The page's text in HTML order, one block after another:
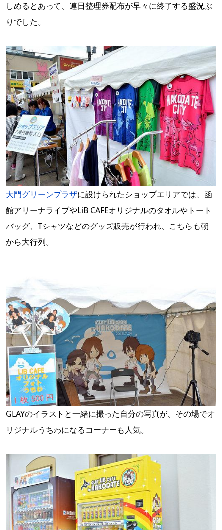
しめるとあって、連日整理券配布が早々に終了する盛況ぶ
りでした。
大門グリーンプラザに設けられたショップエリアでは、函
館アリーナライブやLiB CAFEオリジナルのタオルやトート
バッグ、Tシャツなどのグッズ販売が行われ、こちらも朝
から大行列。
GLAYのイラストと一緒に撮った自分の写真が、その場でオ
リジナルうちわになるコーナーも人気。